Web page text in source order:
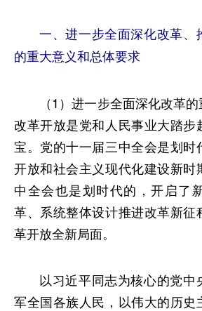
一、进一步全面深化改革、
的重大意义和总体要求
（1）进一步全面深化改革的
改革开放是党和人民事业大踏步
宝。党的十一届三中全会是划时
开放和社会主义现代化建设新时
中全会也是划时代的，开启了
革、系统整体设计推进改革新征
革开放全新局面。
以习近平同志为核心的党中
军全国各族人民，以伟大的历史